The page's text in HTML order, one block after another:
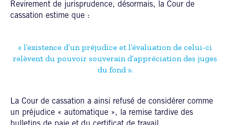
Revirement de jurisprudence, désormais, la Cour de
cassation estime que :
« l’existence d’un préjudice et l’évaluation de celui-ci
relèvent du pouvoir souverain d’appréciation des juges
du fond ».
La Cour de cassation a ainsi refusé de considérer comme
un préjudice « automatique », la remise tardive des